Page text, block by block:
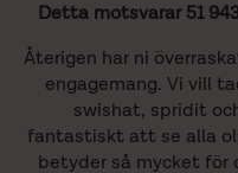
Detta motsvarar 51
Återigen har ni
engagemang. Vi vill
swishat, spridit
fantastiskt att se alla
betyder så mycket för